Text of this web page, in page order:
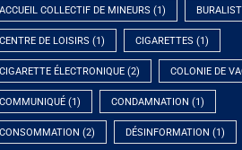
ACCUEIL COLLECTIF DE MINEURS (1)
CENTRE DE LOISIRS (1) CIGARETTES (1)
CIGARETTE ÉLECTRONIQUE(2) COLONIE DE
COMMUNIQUÉ(1) CONDAMNATION (1)
CONSOMMATION (2) DÉSINFORMATION (1)